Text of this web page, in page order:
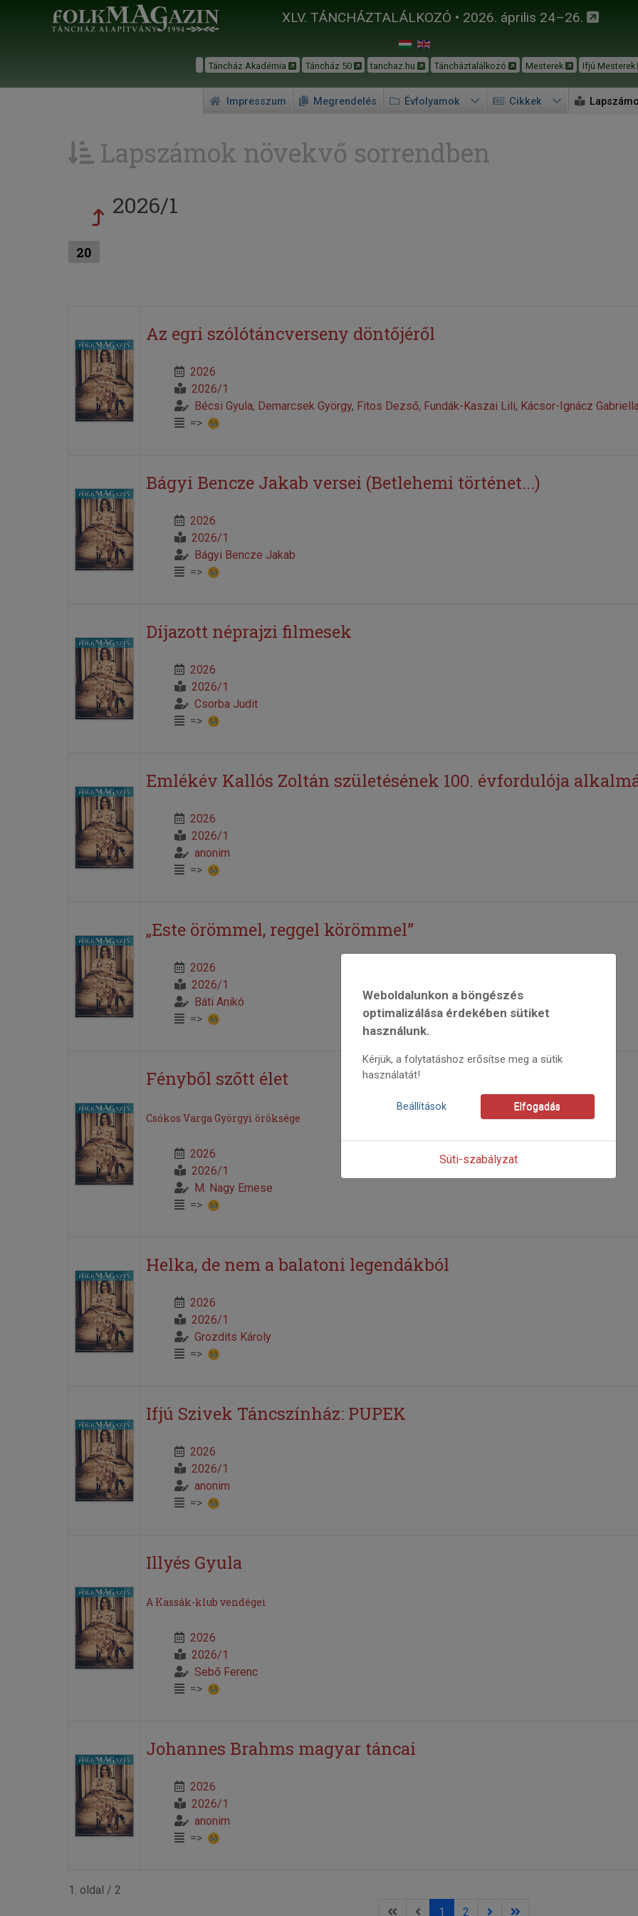
XLV. TÁNCHÁZTALÁLKOZÓ • 2026. április 24–26.
Táncház Akadémia Táncház 50 tanchaz.hu Táncháztalálkozó Mesterek Ifjú Mesterek
Impresszum Megrendelés Évfolyamok Cikkek
Lapszámok növekvő sorrendben
2026/1
20
Az egri szólótáncverseny döntőjéről
2026
2026/1
Bécsi Gyula, Demarcsek György, Fitos Dezső, Fundák-Kaszai Lili, Kácsor-Ignácz
=>
Bágyi Bencze Jakab versei (Betlehemi történet...)
2026
2026/1
Bágyi Bencze Jakab
=>
Díjazott néprajzi filmesek
2026
2026/1
Csorba Judit
=>
Emlékév Kallós Zoltán születésének 100. évfordulója
2026
2026/1
anonim
=>
„Este örömmel, reggel körömmel”
2026
2026/1
Báti Anikó
=>
Fényből szőtt élet
Csókos Varga Györgyi öröksége
2026
2026/1
M. Nagy Emese
=>
Helka, de nem a balatoni legendákból
2026
2026/1
Grozdits Károly
=>
Ifjú Szivek Táncszínház: PUPEK
2026
2026/1
anonim
=>
Illyés Gyula
A Kassák-klub vendégei
2026
2026/1
Sebő Ferenc
=>
Johannes Brahms magyar táncai
2026
2026/1
anonim
=>
1. oldal / 2
1
2
Weboldalunkon a böngészés
optimalizálása érdekében sütiket
használunk.
Kérjük, a folytatáshoz erősítse meg a sütik
használatát!
Beállítások Elfogadás
Süti-szabályzat